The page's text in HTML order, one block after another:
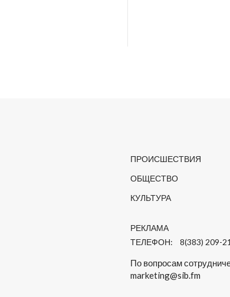
ПРОИСШЕСТВИЯ
ОБЩЕСТВО
КУЛЬТУРА
РЕКЛАМА
ТЕЛЕФОН: 8(383) 209-
По вопросам
marketing@sib.fm